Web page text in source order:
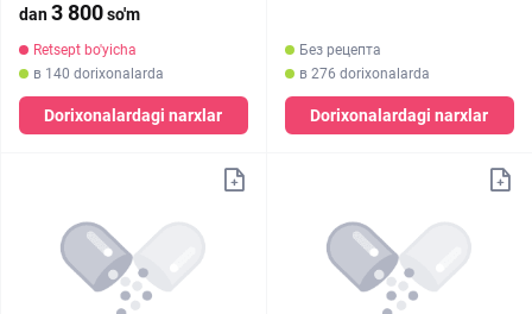
dan3 800so'm
Retsept bo'yicha
в 140 dorixonalarda
Dorixonalardagi narxlar
Без рецепта
в 276 dorixonalarda
Dorixonalardagi narxlar